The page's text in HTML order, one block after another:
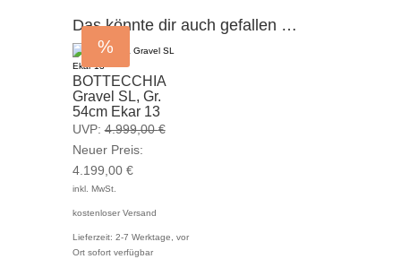
Das könnte dir auch gefallen …
%
BOTTECCHIA
Gravel SL, Gr.
54cm Ekar 13
UVP: 4.999,00€Ursprünglicher
Neuer Preis:
4.199,00 €Aktueller
ist:
4.199,00 €.
inkl. MwSt.
kostenloser Versand
Lieferzeit: 2-7 Werktage, vor
Ort sofort verfügbar